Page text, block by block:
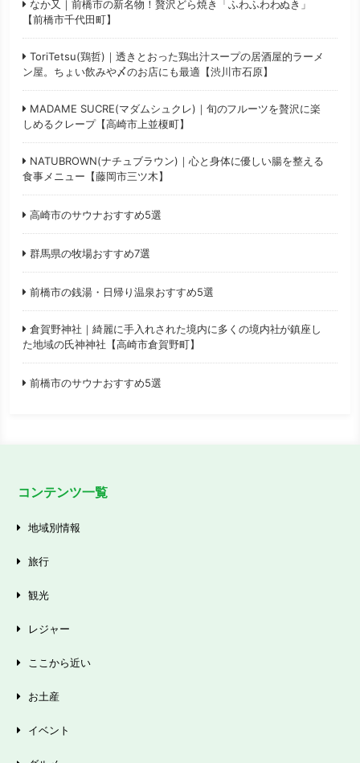
なか又｜前橋市の新名物！贅沢どら焼き「ふわふわわぬき」
【前橋市千代田町】
ToriTetsu(鶏哲)｜透きとおった鶏出汁スープの居酒屋的ラーメ
ン屋。ちょい飲みや〆のお店にも最適【渋川市石原】
MADAME SUCRE(マダムシュクレ)｜旬のフルーツを贅沢に楽
しめるクレープ【高崎市上並榎町】
NATUBROWN(ナチュブラウン)｜心と身体に優しい腸を整える
食事メニュー【藤岡市三ツ木】
高崎市のサウナおすすめ5選
群馬県の牧場おすすめ7選
前橋市の銭湯・日帰り温泉おすすめ5選
倉賀野神社｜綺麗に手入れされた境内に多くの境内社が鎮座し
た地域の氏神神社【高崎市倉賀野町】
前橋市のサウナおすすめ5選
コンテンツ一覧
地域別情報
旅行
観光
レジャー
ここから近い
お土産
イベント